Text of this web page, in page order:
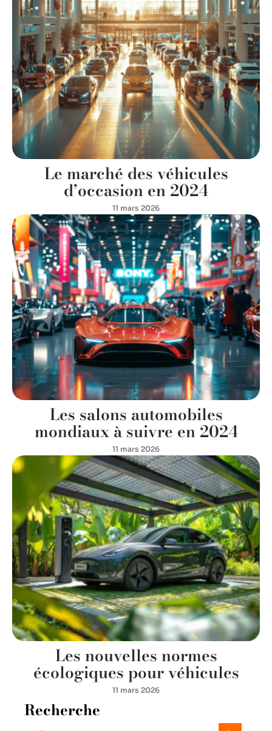
Le marché des véhicules
d’occasion en 2024
11 mars 2026
Les salons automobiles
mondiaux à suivre en 2024
11 mars 2026
Les nouvelles normes
écologiques pour véhicules
11 mars 2026
Recherche